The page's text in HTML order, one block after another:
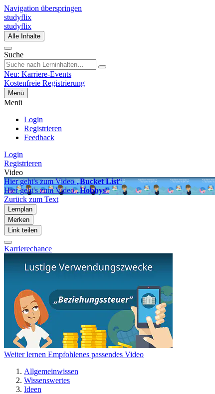
Navigation überspringen
studyflix
studyflix
Alle Inhalte
Suche
Neu: Karriere-Events
Kostenfreie Registrierung
Menü
Menü
Login
Registrieren
Feedback
Login
Registrieren
Video
Hier geht's zum Video „Bucket List“
Hier geht's zum Video „Hobbys“
Zurück zum Text
Lernplan
Merken
Link teilen
Karrierechance
Weiter lernen Empfohlenes passendes Video
Allgemeinwissen
Wissenswertes
Ideen